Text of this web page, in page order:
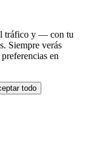
tráfico y — con tu
Siempre verás
en
todo